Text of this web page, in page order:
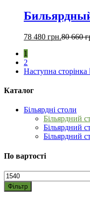
78 480 грн.80 660
1
2
Наступна сторінка
Каталог
Більярдні столи
Більярдний
Більярдний
Більярдний
По вартості
Мінімальна
ціна
Фільтр